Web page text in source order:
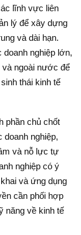
lĩnh vực liên
lý để xây dựng
và dài hạn.
nghiệp lớn,
và ngoài nước để
thái kinh tế
phần chủ chốt
doanh nghiệp,
và nỗ lực tự
nghiệp có ý
và ứng dụng
cần phối hợp
năng về kinh tế